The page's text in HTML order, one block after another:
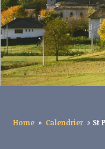
Home » Calendrier » St